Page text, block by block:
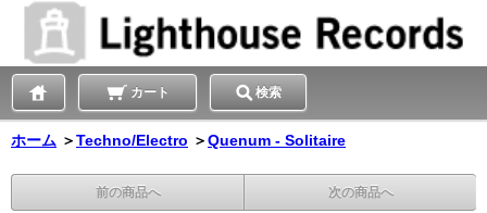
カート 検索
ホーム ＞Techno/Electro ＞Quenum - Solitaire
前の商品へ 次の商品へ